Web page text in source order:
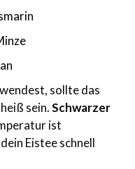
sollte das
heiß sein.Schwarzer
ist
Eistee schnell